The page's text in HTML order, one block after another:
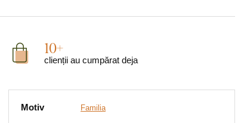
10+
clienții au cumpărat deja
Motiv Familia